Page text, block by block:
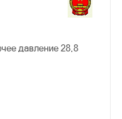
давление 28,8